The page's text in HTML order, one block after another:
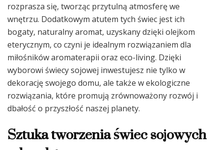
rozprasza się, tworząc przytulną atmosferę we
wnętrzu. Dodatkowym atutem tych świec jest ich
bogaty, naturalny aromat, uzyskany dzięki olejkom
eterycznym, co czyni je idealnym rozwiązaniem dla
miłośników aromaterapii oraz eco-living. Dzięki
wyborowi świecy sojowej inwestujesz nie tylko w
dekorację swojego domu, ale także w ekologiczne
rozwiązania, które promują zrównoważony rozwój i
dbałość o przyszłość naszej planety.
Sztuka tworzenia świec sojowych